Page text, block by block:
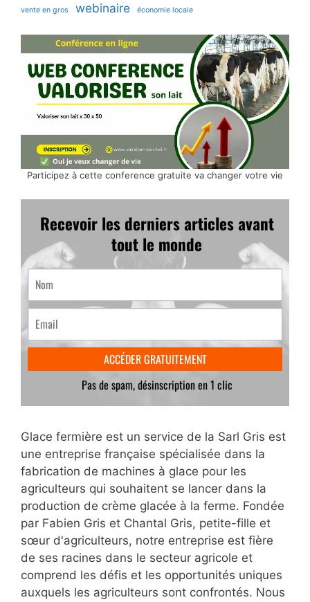
vente en gros webinaire économie locale
Participez à cette conference gratuite va changer votre vie
Glace fermière est un service de la Sarl Gris est
une entreprise française spécialisée dans la
fabrication de machines à glace pour les
agriculteurs qui souhaitent se lancer dans la
production de crème glacée à la ferme. Fondée
par Fabien Gris et Chantal Gris, petite-fille et
sœur d'agriculteurs, notre entreprise est fière
de ses racines dans le secteur agricole et
comprend les défis et les opportunités uniques
auxquels les agriculteurs sont confrontés. Nous